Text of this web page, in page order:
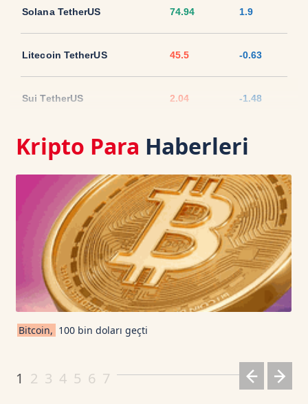
Solana TetherUS 74.94 1.9
Litecoin TetherUS 45.5 -0.63
Sui TetherUS 2.04 -1.48
Ripple TetherUS 1.0363 0.09
USD Coin TetherUS 1.0004 -0.02
1.0003 0
TRON TetherUS 0.3277 0.21
Cardano TetherUS 0.2 -0.5
Kripto Para Haberleri
Bitcoin, 100 bin doları geçti
1 2 3 4 5 6 7